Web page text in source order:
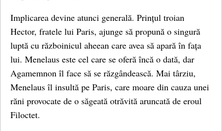
Implicarea devine atunci generală. Prințul troian
Hector, fratele lui Paris, ajunge să propună o singură
luptă cu războinicul aheean care avea să apară în fața
lui. Menelaus este cel care se oferă încă o dată, dar
Agamemnon îl face să se răzgândească. Mai târziu,
Menelaus îl insultă pe Paris, care moare din cauza unei
răni provocate de o săgeată otrăvită aruncată de eroul
Filoctet.